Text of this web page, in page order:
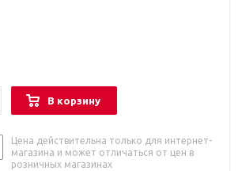
В корзину
Цена действительна только для интернет-
магазина и может отличаться от цен в
розничных магазинах